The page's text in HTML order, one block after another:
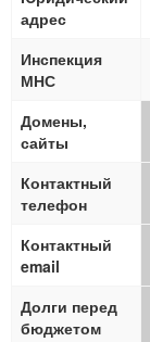
адрес
Инспекция
МНС
Домены,
сайты
Контактный
телефон
Контактный
email
Долги перед
бюджетом